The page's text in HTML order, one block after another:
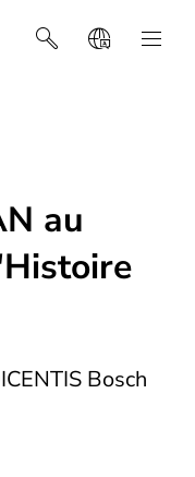
Group I Belgique
au
Bosch